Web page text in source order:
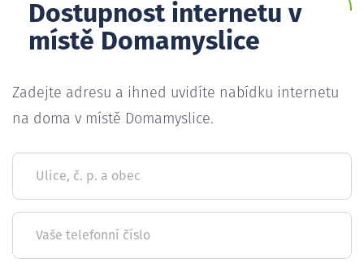
Dostupnost internetu v
místě Domamyslice
Zadejte adresu a ihned uvidíte nabídku internetu
na doma v místě Domamyslice.
Ulice, č. p. a obec
Vaše telefonní číslo